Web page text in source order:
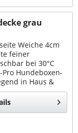
grau
Weiche 4cm
feiner
bei 30°C
Pro Hundeboxen-
in Haus &